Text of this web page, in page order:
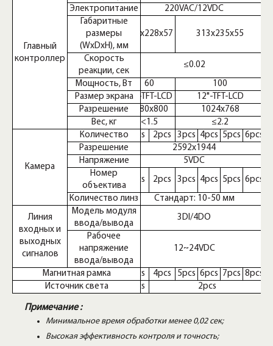
Главный
контроллер
Электропитание
Габаритные
размеры
(WxDxH), мм
Скорость
реакции, сек
Мощность, Вт
Размер экрана
Разрешение
Вес, кг
Камера
Количество
Разрешение
Напряжение
Номер
объектива
Количество линз
Линия
входных и
выходных
сигналов
Модель модуля
ввода/вывода
Рабочее
напряжение
ввода/вывода
Магнитная рамка
Источник света
220VAC/12VDC
274х228х57 313х235х55
≤0.02
60
100
10"-TFT-LCD
12"-TFT-LCD
1280х800
1024х768
<1.5
≤2.2
1pcs
2pcs 3pcs 4pcs 5pcs 6pcs
2592х1944
5VDC
1pcs 2pcs 3pcs 4pcs 5pcs 6pcs
Стандарт: 10-50 мм
3DI/4DO
12~24VDC
2pcs 4pcs 5pcs 6pcs 7pcs 8pcs
1pcs
2pcs
Примечание :
Минимальное время обработки менее 0,02 сек;
Высокая эффективность контроля и точность;